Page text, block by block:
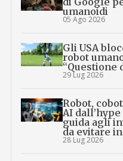
umanoidi
05 Ago 2026
Gli USA
robot
“Questione
29 Lug 2026
Robot,
AI
guida agli
da evitare
28 Lug 2026